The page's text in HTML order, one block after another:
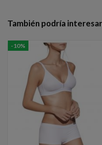
También podría
-10%